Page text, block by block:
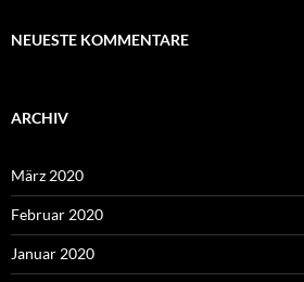
NEUESTE KOMMENTARE
ARCHIV
März 2020
Februar 2020
Januar 2020